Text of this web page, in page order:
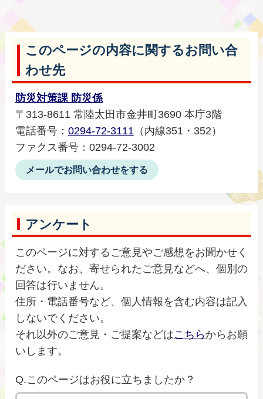
このページの内容に関するお問い合
わせ先
防災対策課 防災係
〒313-8611 常陸太田市金井町3690 本庁3階
電話番号： 0294-72-3111 （内線351・352）
ファクス番号：0294-72-3002
メールでお問い合わせをする
アンケート
このページに対するご意見やご感想をお聞かせく
ださい。なお、寄せられたご意見などへ、個別の
回答は行いません。
住所・電話番号など、個人情報を含む内容は記入
しないでください。
それ以外のご意見・ご提案などはこちらからお願
いします。
Q.このページはお役に立ちましたか？